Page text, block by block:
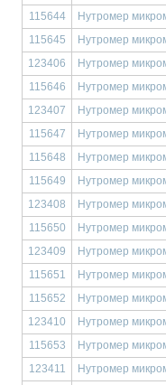
115644
Нутромер
115645
Нутромер
123406
Нутромер
115646
Нутромер
123407
Нутромер
115647
Нутромер
115648
Нутромер
115649
Нутромер
123408
Нутромер
115650
Нутромер
123409
Нутромер
115651
Нутромер
115652
Нутромер
123410
Нутромер
115653
Нутромер
123411
Нутромер